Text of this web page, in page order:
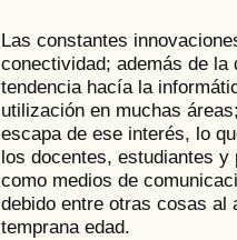
Las constantes
conectividad; además de
tendencia hacía la
utilización en muchas
escapa de ese interés, lo
los docentes, estudiantes
como medios de
debido entre otras cosas al
temprana edad.